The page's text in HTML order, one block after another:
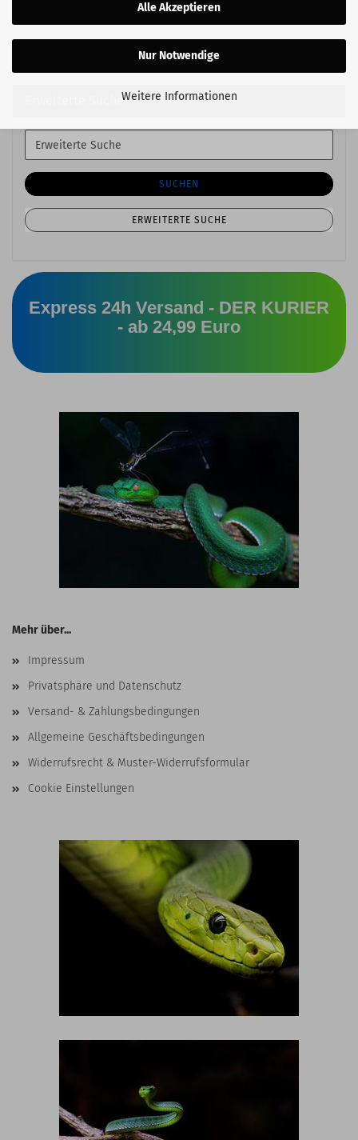
Alle Akzeptieren
Nur Notwendige
Weitere Informationen
Erweiterte Suche
Erweiterte
Suche
SUCHEN
ERWEITERTE SUCHE
Express 24h Versand - DER KURIER
- ab 24,99 Euro
Mehr über...
Impressum
Privatsphäre und Datenschutz
Versand- & Zahlungsbedingungen
Allgemeine Geschäftsbedingungen
Widerrufsrecht & Muster-Widerrufsformular
Cookie Einstellungen